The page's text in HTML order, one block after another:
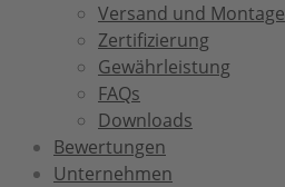
Versand und Montage
Zertifizierung
Gewährleistung
FAQs
Downloads
Bewertungen
Unternehmen